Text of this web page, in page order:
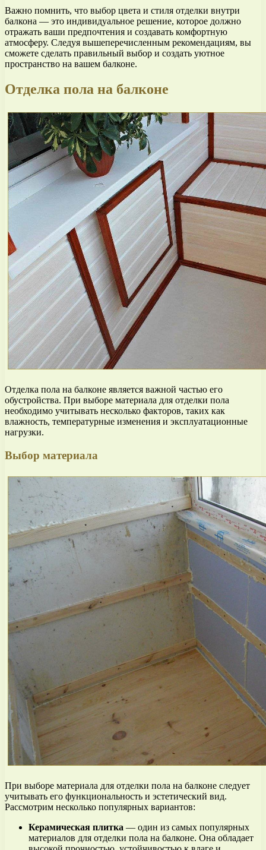
Важно помнить, что выбор цвета и стиля отделки внутри
балкона — это индивидуальное решение, которое должно
отражать ваши предпочтения и создавать комфортную
атмосферу. Следуя вышеперечисленным рекомендациям, вы
сможете сделать правильный выбор и создать уютное
пространство на вашем балконе.
Отделка пола на балконе
Отделка пола на балконе является важной частью его
обустройства. При выборе материала для отделки пола
необходимо учитывать несколько факторов, таких как
влажность, температурные изменения и эксплуатационные
нагрузки.
Выбор материала
При выборе материала для отделки пола на балконе следует
учитывать его функциональность и эстетический вид.
Рассмотрим несколько популярных вариантов:
Керамическая плитка — один из самых популярных
материалов для отделки пола на балконе. Она обладает